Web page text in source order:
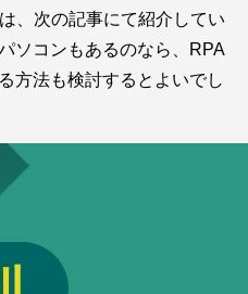
、次の記事にて紹介してい
ソコンもあるのなら、RPA
方法も検討するとよいでし